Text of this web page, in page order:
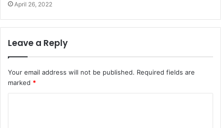
April 26, 2022
Leave a Reply
Your email address will not be published. Required fields are
marked *